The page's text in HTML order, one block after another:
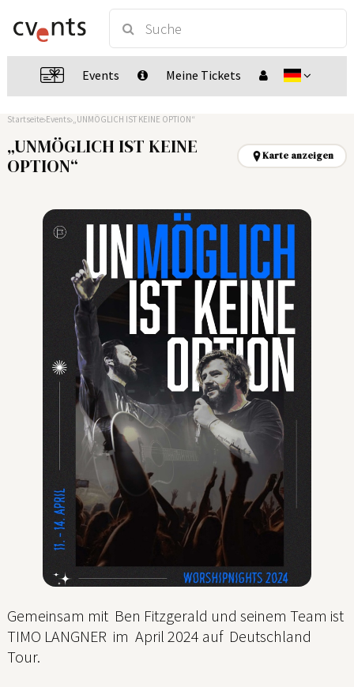
Events Meine Tickets
Startseite Events „UNMÖGLICH IST KEINE OPTION“
„UNMÖGLICH IST KEINE
OPTION“
Karte anzeigen
Gemeinsam mit Ben Fitzgerald und seinem Team ist
TIMO LANGNER im April 2024 auf Deutschland
Tour.